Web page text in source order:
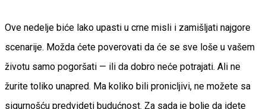
Ove nedelje biće lako upasti u crne misli i zamišljati najgore
scenarije. Možda ćete poverovati da će se sve loše u vašem
životu samo pogoršati — ili da dobro neće potrajati. Ali ne
žurite toliko unapred. Ma koliko bili pronicljivi, ne možete sa
sigurnošću predvideti budućnost. Za sada je bolje da idete